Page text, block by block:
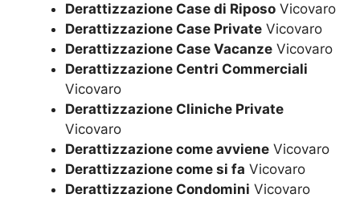
Derattizzazione Case di Riposo Vicovaro
Derattizzazione Case Private Vicovaro
Derattizzazione Case Vacanze Vicovaro
Derattizzazione Centri Commerciali
Vicovaro
Derattizzazione Cliniche Private
Vicovaro
Derattizzazione come avviene Vicovaro
Derattizzazione come si fa Vicovaro
Derattizzazione Condomini Vicovaro